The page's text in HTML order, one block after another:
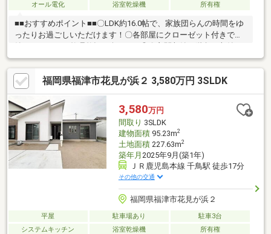
オール電化
浴室乾燥機 所有権
■■おすすめポイント■■〇LDK約16.0帖で、家族団らんの時間をゆ
ったりお過ごしいただけます！〇各部屋にクローゼット付きで収
ど充実！室内がすっきり片付き、快適な暮らしが実現します◎〇
広々としたバルコニーで、洗濯物も多くお干しいただけます！天
気の良い日のお洗濯も快適に行えます♪〇福間小学校まで徒歩約3
分、福間中学校まで徒歩約15分です！お子様の通学にも安心な立
地です！〇スーパー、コンビニ、ドラッグストアが徒歩圏内で毎
日の生活も快適♪〇福間海浜公園まで徒歩約9分！ご家族でのお散
歩や休日レジャーが楽しめますね♪
福岡県福津市花見が浜２ 3,580万円 3SLDK
3,580万円
間取り 3SLDK
建物面積95.23m2
土地面積227.63m2
築年月 2025年9月(築1年)
ＪＲ鹿児島本線 千鳥駅 徒歩17分
その他の交通
福岡県福津市花見が浜２
平屋 駐車場あり
駐車3台
システムキッチン
浴室乾燥機 所有権